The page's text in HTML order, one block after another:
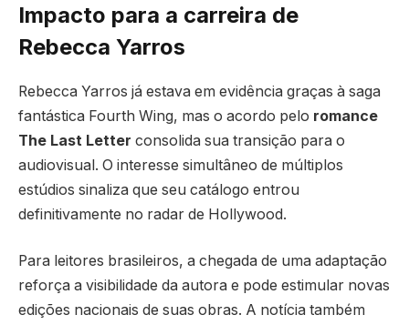
Impacto para a carreira de
Rebecca Yarros
Rebecca Yarros já estava em evidência graças à saga
fantástica Fourth Wing, mas o acordo pelo romance
The Last Letter consolida sua transição para o
audiovisual. O interesse simultâneo de múltiplos
estúdios sinaliza que seu catálogo entrou
definitivamente no radar de Hollywood.
Para leitores brasileiros, a chegada de uma adaptação
reforça a visibilidade da autora e pode estimular novas
edições nacionais de suas obras. A notícia também